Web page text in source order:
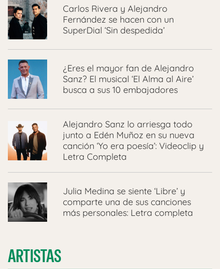
Carlos Rivera y Alejandro
Fernández se hacen con un
SuperDial ‘Sin despedida’
¿Eres el mayor fan de Alejandro
Sanz? El musical ‘El Alma al Aire’
busca a sus 10 embajadores
Alejandro Sanz lo arriesga todo
junto a Edén Muñoz en su nueva
canción ‘Yo era poesía’: Videoclip y
Letra Completa
Julia Medina se siente ‘Libre’ y
comparte una de sus canciones
más personales: Letra completa
ARTISTAS